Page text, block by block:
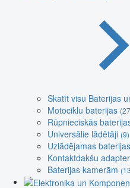
Skatīt visu Baterijas
Motociklu baterijas
Rūpnieciskās
Universālie lādētāji (9)
Uzlādējamas baterijas
Kontaktdakšu
Baterijas kamerām